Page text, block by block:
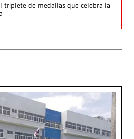
triplete de medallas que celebra la